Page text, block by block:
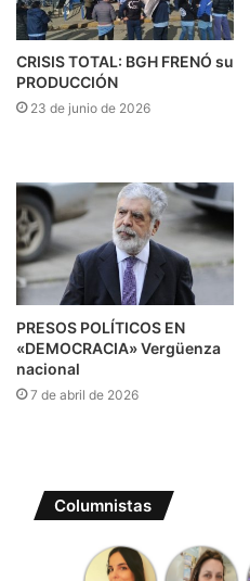
CRISIS TOTAL: BGH FRENÓ su
PRODUCCIÓN
23 de junio de 2026
PRESOS POLÍTICOS EN
«DEMOCRACIA» Vergüenza
nacional
7 de abril de 2026
Columnistas